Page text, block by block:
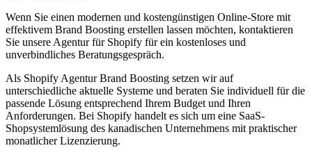
Wenn Sie einen modernen und kostengünstigen Online-Store mit
effektivem Brand Boosting erstellen lassen möchten, kontaktieren
Sie unsere Agentur für Shopify für ein kostenloses und
unverbindliches Beratungsgespräch.
Als Shopify Agentur Brand Boosting setzen wir auf
unterschiedliche aktuelle Systeme und beraten Sie individuell für die
passende Lösung entsprechend Ihrem Budget und Ihren
Anforderungen. Bei Shopify handelt es sich um eine SaaS-
Shopsystemlösung des kanadischen Unternehmens mit praktischer
monatlicher Lizenzierung.